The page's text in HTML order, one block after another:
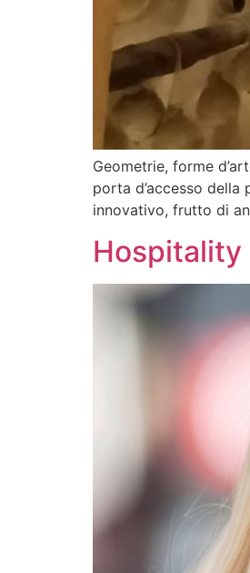
Geometrie, forme
porta d’accesso
innovativo, frutto di
Hospitality